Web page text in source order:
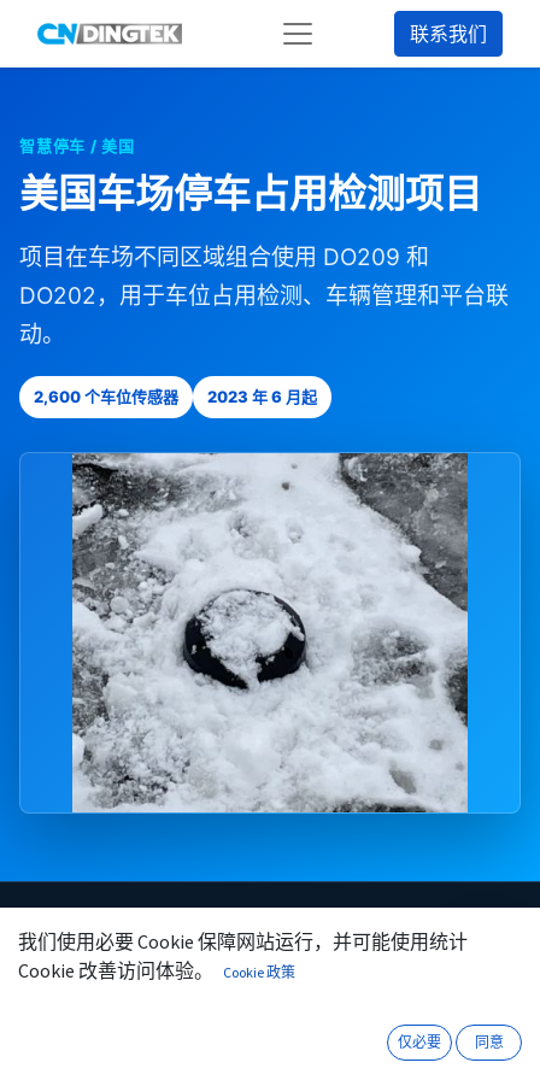
联系我们
智慧停车 / 美国
美国车场停车占用检测项目
项目在车场不同区域组合使用 DO209 和
DO202，用于车位占用检测、车辆管理和平台联
动。
2,600 个车位传感器 2023 年 6 月起
我们使用必要 Cookie 保障网站运行，并可能使用统计
Cookie 改善访问体验。
Cookie 政策
仅必要 同意